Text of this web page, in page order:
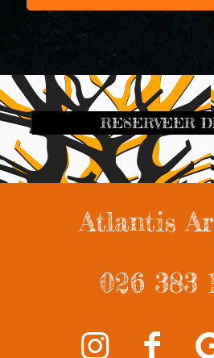
RESERVEER
Atlantis
026 383